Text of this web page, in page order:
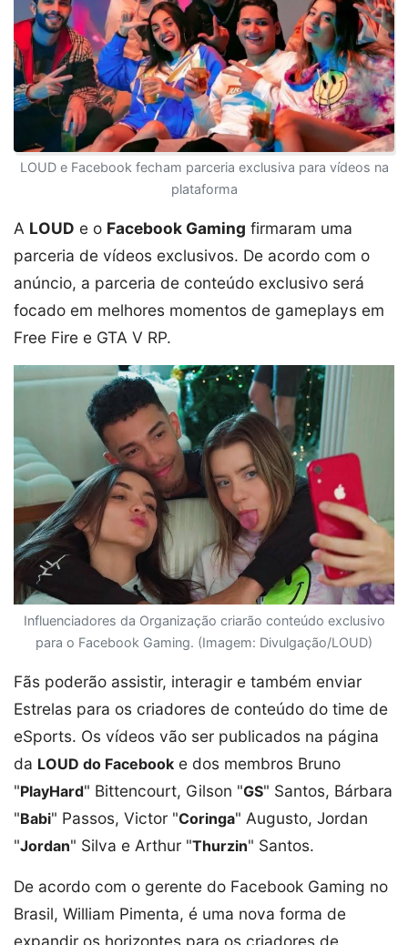
LOUD e Facebook fecham parceria exclusiva para vídeos na
plataforma
A LOUD e o Facebook Gaming firmaram uma
parceria de vídeos exclusivos. De acordo com o
anúncio, a parceria de conteúdo exclusivo será
focado em melhores momentos de gameplays em
Free Fire e GTA V RP.
Influenciadores da Organização criarão conteúdo exclusivo
para o Facebook Gaming. (Imagem: Divulgação/LOUD)
Fãs poderão assistir, interagir e também enviar
Estrelas para os criadores de conteúdo do time de
eSports. Os vídeos vão ser publicados na página
da LOUD do Facebook e dos membros Bruno
"PlayHard" Bittencourt, Gilson "GS" Santos, Bárbara
"Babi" Passos, Victor "Coringa" Augusto, Jordan
"Jordan" Silva e Arthur "Thurzin" Santos.
De acordo com o gerente do Facebook Gaming no
Brasil, William Pimenta, é uma nova forma de
expandir os horizontes para os criadores de